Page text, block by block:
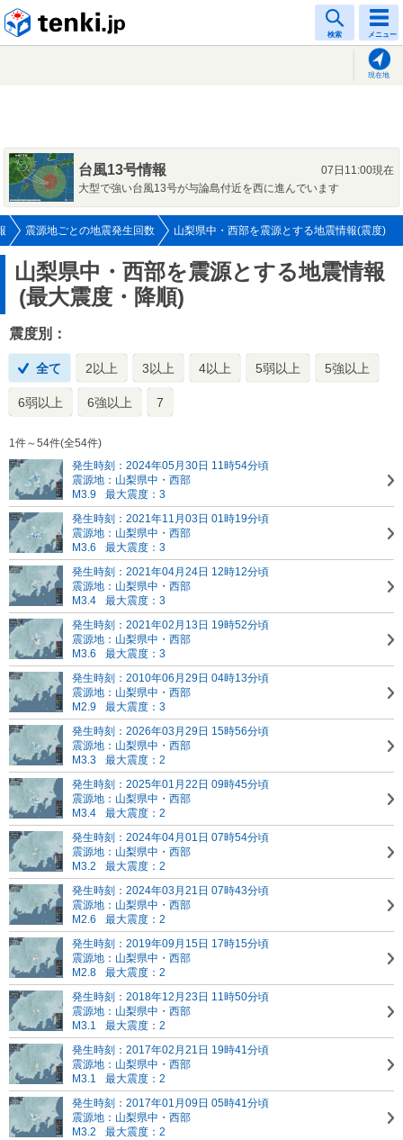
検索 メニュー
現在地
台風13号情報
07日11:00現在
大型で強い台風13号が与論島付近を西に進んでいます
震源地ごとの地震発生回数 山梨県中・西部を震源とする地震情報(震度)
山梨県中・西部を震源とする地震情報
(最大震度・降順)
震度別：
全て 2以上 3以上 4以上 5弱以上 5強以上
6弱以上 6強以上 7
1件～54件(全54件)
発生時刻：2024年05月30日 11時54分頃
震源地：山梨県中・西部
M3.9
最大震度：3
発生時刻：2021年11月03日 01時19分頃
震源地：山梨県中・西部
M3.6
最大震度：3
発生時刻：2021年04月24日 12時12分頃
震源地：山梨県中・西部
M3.4
最大震度：3
発生時刻：2021年02月13日 19時52分頃
震源地：山梨県中・西部
M3.6
最大震度：3
発生時刻：2010年06月29日 04時13分頃
震源地：山梨県中・西部
M2.9
最大震度：3
発生時刻：2026年03月29日 15時56分頃
震源地：山梨県中・西部
M3.3
最大震度：2
発生時刻：2025年01月22日 09時45分頃
震源地：山梨県中・西部
M3.4
最大震度：2
発生時刻：2024年04月01日 07時54分頃
震源地：山梨県中・西部
M3.2
最大震度：2
発生時刻：2024年03月21日 07時43分頃
震源地：山梨県中・西部
M2.6
最大震度：2
発生時刻：2019年09月15日 17時15分頃
震源地：山梨県中・西部
M2.8
最大震度：2
発生時刻：2018年12月23日 11時50分頃
震源地：山梨県中・西部
M3.1
最大震度：2
発生時刻：2017年02月21日 19時41分頃
震源地：山梨県中・西部
M3.1
最大震度：2
発生時刻：2017年01月09日 05時41分頃
震源地：山梨県中・西部
M3.2
最大震度：2